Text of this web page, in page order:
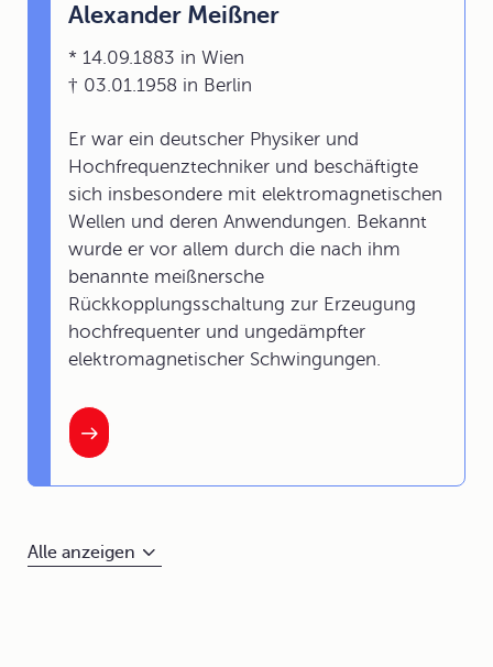
Alexander Meißner
* 14.09.1883 in Wien
† 03.01.1958 in Berlin
Er war ein deutscher Physiker und
Hochfrequenztechniker und beschäftigte
sich insbesondere mit elektromagnetischen
Wellen und deren Anwendungen. Bekannt
wurde er vor allem durch die nach ihm
benannte meißnersche
Rückkopplungsschaltung zur Erzeugung
hochfrequenter und ungedämpfter
elektromagnetischer Schwingungen.
Alle anzeigen